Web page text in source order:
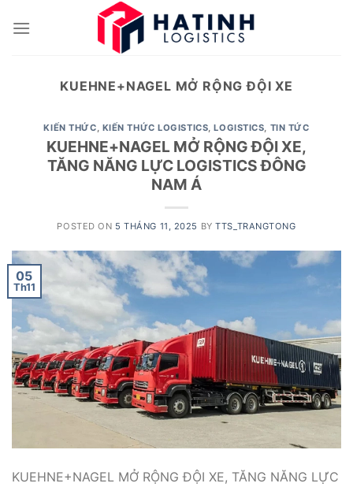
KUEHNE+NAGEL MỞ RỘNG ĐỘI XE
KIẾN THỨC, KIẾN THỨC LOGISTICS,LOGISTICS, TIN TỨC
KUEHNE+NAGEL MỞ RỘNG ĐỘI XE,
TĂNG NĂNG LỰC LOGISTICS ĐÔNG
NAM Á
POSTED ON 5 THÁNG 11, 2025 BYTTS_TRANGTONG
05
Th11
KUEHNE+NAGEL MỞ RỘNG ĐỘI XE, TĂNG NĂNG LỰC